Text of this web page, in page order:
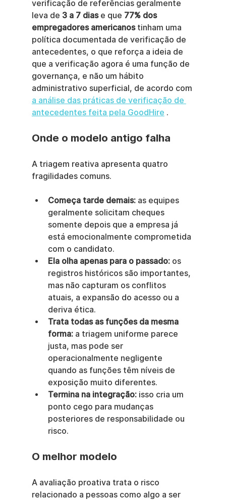
verificação de referências geralmente
leva de 3 a 7 dias e que 77% dos
empregadores americanos tinham uma
política documentada de verificação de
antecedentes, o que reforça a ideia de
que a verificação agora é uma função de
governança, e não um hábito
administrativo superficial, de acordo com
a análise das práticas de verificação de
antecedentes feita pela GoodHire .
Onde o modelo antigo falha
A triagem reativa apresenta quatro
fragilidades comuns.
Começa tarde demais: as equipes
geralmente solicitam cheques
somente depois que a empresa já
está emocionalmente comprometida
com o candidato.
Ela olha apenas para o passado: os
registros históricos são importantes,
mas não capturam os conflitos
atuais, a expansão do acesso ou a
deriva ética.
Trata todas as funções da mesma
forma: a triagem uniforme parece
justa, mas pode ser
operacionalmente negligente
quando as funções têm níveis de
exposição muito diferentes.
Termina na integração: isso cria um
ponto cego para mudanças
posteriores de responsabilidade ou
risco.
O melhor modelo
A avaliação proativa trata o risco
relacionado a pessoas como algo a ser